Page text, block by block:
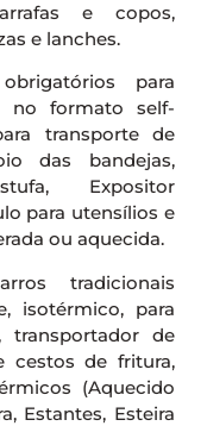
e copos,
e lanches.
para
no formato self-
transporte de
das bandejas,
Expositor
para utensílios e
ou aquecida.
tradicionais
isotérmico, para
transportador de
cestos de fritura,
(Aquecido
Estantes, Esteira